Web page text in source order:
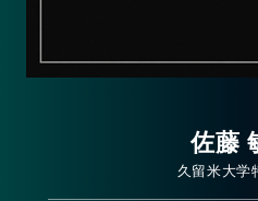
佐藤
久留米大学